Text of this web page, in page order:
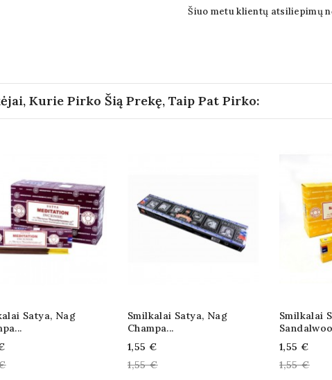
Šiuo metu klientų atsiliepimų
Kurie Pirko Šią Prekę, Taip Pat Pirko:
Satya, Nag
Smilkalai Satya, Nag
Champa...
Kaina
1,55 €
1,55 €
Smilkalai
Kaina
1,55 €
1,55 €